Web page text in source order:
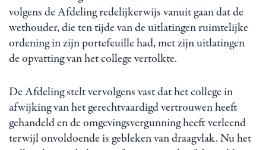
volgens de Afdeling redelijkerwijs vanuit gaan dat de
wethouder, die ten tijde van de uitlatingen ruimtelijke
ordening in zijn portefeuille had, met zijn uitlatingen
de opvatting van het college vertolkte.
De Afdeling stelt vervolgens vast dat het college in
afwijking van het gerechtvaardigd vertrouwen heeft
gehandeld en de omgevingsvergunning heeft verleend
terwijl onvoldoende is gebleken van draagvlak. Nu het